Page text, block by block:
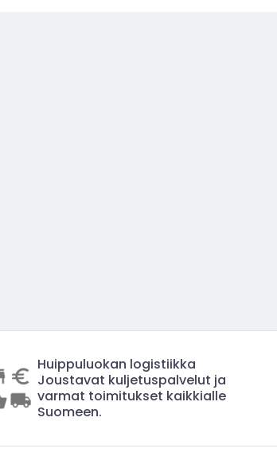
Huippuluokan logistiikka
Joustavat kuljetuspalvelut ja
varmat toimitukset kaikkialle
Suomeen.